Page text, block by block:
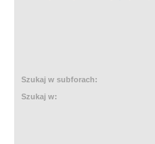
Szukaj w subforach:
Szukaj w: